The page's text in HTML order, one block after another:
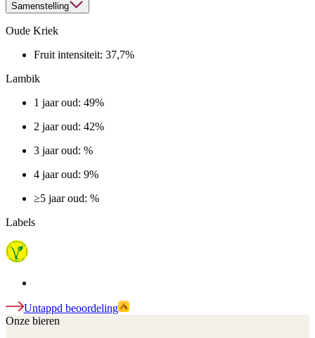
Samenstelling
Oude Kriek
Fruit intensiteit: 37,7%
Lambik
1 jaar oud: 49%
2 jaar oud: 42%
3 jaar oud: %
4 jaar oud: 9%
≥5 jaar oud: %
Labels
Untappd beoordeling
Onze bieren